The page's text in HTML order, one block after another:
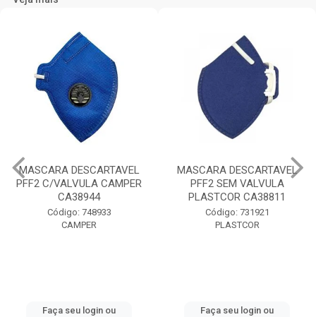
MASCARA DESCARTAVEL
PFF2 C/VALVULA CAMPER
CA38944
Código: 748933
CAMPER
Faça seu login ou
MASCARA DESCARTAVEL
PFF2 SEM VALVULA
PLASTCOR CA38811
Código: 731921
PLASTCOR
Faça seu login ou